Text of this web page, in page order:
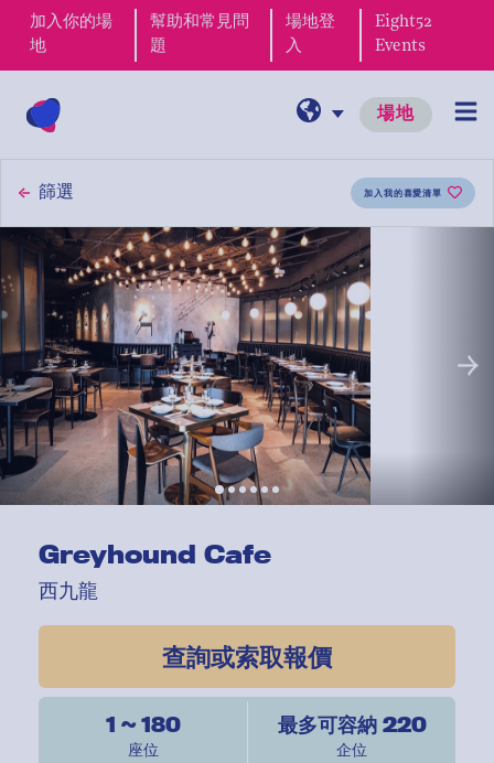
加入你的場
地
幫助和常見問
題
場地登
入
Eight52
Events
場地
篩選 加入我的喜愛清單
Greyhound Cafe
西九龍
查詢或索取報價
1 ~ 180
座位
最多可容納 220
企位